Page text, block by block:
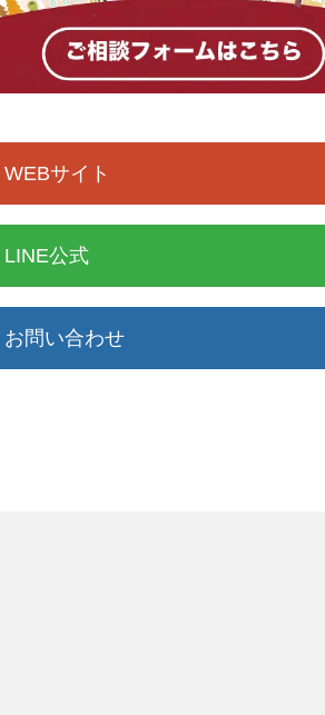
WEBサイト
LINE公式
お問い合わせ